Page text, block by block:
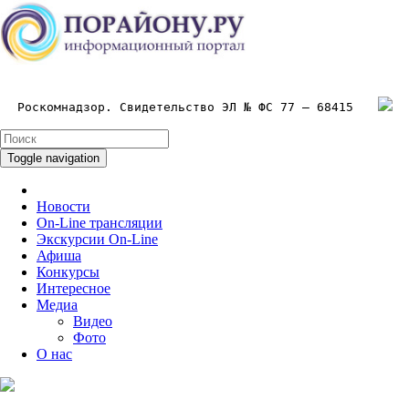
Роскомнадзор. Свидетельство ЭЛ № ФС 77 – 68415
Toggle navigation
Новости
On-Line трансляции
Экскурсии On-Line
Афиша
Конкурсы
Интересное
Медиа
Видео
Фото
О нас